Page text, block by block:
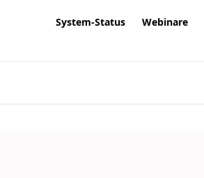
System-Status Webinare